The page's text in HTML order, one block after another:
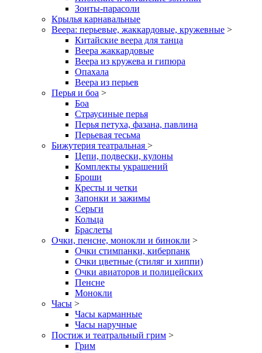
Зонты-парасоли
Крылья карнавальные
Веера: перьевые, жаккардовые, кружевные >
Китайские веера для танца
Веера жаккардовые
Веера из кружева и гипюра
Опахала
Веера из перьев
Перья и боа >
Боа
Страусиные перья
Перья петуха, фазана, павлина
Перьевая тесьма
Бижутерия театральная >
Цепи, подвески, кулоны
Комплекты украшений
Броши
Кресты и четки
Запонки и зажимы
Серьги
Кольца
Браслеты
Очки, пенсне, монокли и бинокли >
Очки стимпанки, киберпанк
Очки цветные (стиляг и хиппи)
Очки авиаторов и полицейских
Пенсне
Монокли
Часы >
Часы карманные
Часы наручные
Постиж и театральный грим >
Грим